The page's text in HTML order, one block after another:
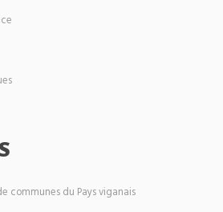
communes du Pays viganais